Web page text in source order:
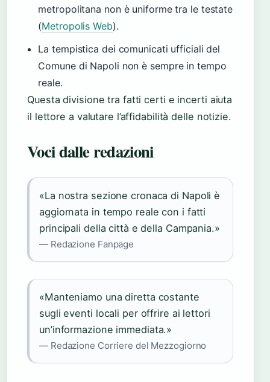
metropolitana non è uniforme tra le testate
(Metropolis Web).
La tempistica dei comunicati ufficiali del
Comune di Napoli non è sempre in tempo
reale.
Questa divisione tra fatti certi e incerti aiuta
il lettore a valutare l’affidabilità delle notizie.
Voci dalle redazioni
«La nostra sezione cronaca di Napoli è
aggiornata in tempo reale con i fatti
principali della città e della Campania.»
— Redazione Fanpage
«Manteniamo una diretta costante
sugli eventi locali per offrire ai lettori
un’informazione immediata.»
— Redazione Corriere del Mezzogiorno